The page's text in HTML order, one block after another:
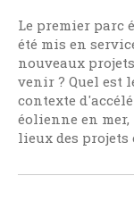
Le premier parc
été mis en
nouveaux
venir ? Quel est
contexte
éolienne en
lieux des projets